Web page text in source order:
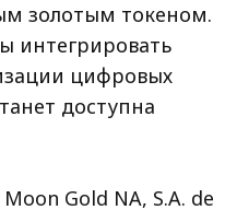
золотым токеном.
интегрировать
цифровых
доступна
Gold NA, S.A. de